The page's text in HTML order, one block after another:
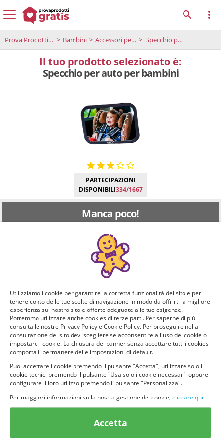
Prova Prodotti Gratis Bambini Accessori per bambini Specchio per auto per bambini
Il tuo prodotto selezionato è:
Specchio per auto per bambini
PARTECIPAZIONI
DISPONIBILI334/1667
Manca poco!
Puoi ricevere GRATIS questo nuovo prodotto, provarlo e
consigliarlo ad altri utenti. Per determinare se hai tutti i
requisiti per poter ricevere il prodotto da te selezionato e
testarlo, rispondi a questo breve questionario.
Domanda 1 di 5:
Quanti figli hai?
1 2
Utilizziamo i cookie per garantire la corretta funzionalità del sito e per
tenere conto delle tue scelte di navigazione in modo da offrirti la migliore
esperienza sul nostro sito e offerte adeguate alle tue esigenze.
Potremmo utilizzare anche cookies di terze parti. Per saperne di più
consulta le nostre Privacy Policy e Cookie Policy. Per proseguire nella
consultazione del sito devi scegliere se acconsentire all'uso dei cookie o
impostare i cookie. La chiusura del banner senza accettare tutti i cookies
comporta il permanere delle impostazioni di default.
Puoi accettare i cookie premendo il pulsante "Accetta", utilizzare solo i
cookie tecnici premendo il pulsante "Usa solo i cookie necessari" oppure
configurare il loro utilizzo premendo il pulsante "Personalizza".
Per maggiori informazioni sulla nostra gestione dei cookie, cliccare qui
Accetta